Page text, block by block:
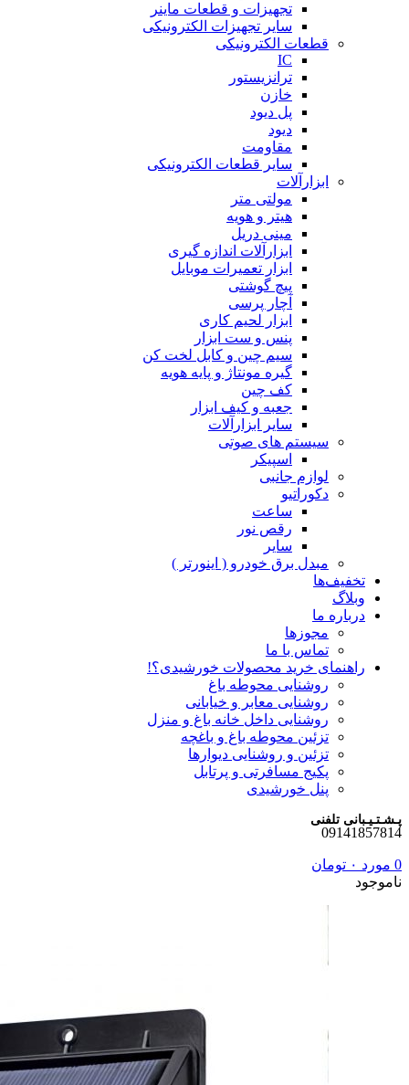
تجهیزات و قطعات ماینر
سایر تجهیزات الکترونیکی
قطعات الکترونیکی
IC
ترانزیستور
خازن
پل دیود
دیود
مقاومت
سایر قطعات الکترونیکی
ابزارآلات
مولتی متر
هیتر و هویه
مینی دریل
ابزارآلات اندازه گیری
ابزار تعمیرات موبایل
پیچ گوشتی
آچار پرسی
ابزار لحیم کاری
پنس و ست ابزار
سیم چین و کابل لخت کن
گیره مونتاژ و پایه هویه
کف چین
جعبه و کیف ابزار
سایر ابزارآلات
سیستم های صوتی
اسپیکر
لوازم جانبی
دکوراتیو
ساعت
رقص نور
سایر
مبدل برق خودرو ( اینورتر )
تخفیف‌ها
وبلاگ
درباره ما
مجوزها
تماس با ما
راهنمای خرید محصولات خورشیدی؟!
روشنایی محوطه باغ
روشنایی معابر و خیابانی
روشنایی داخل خانه باغ و منزل
تزئین محوطه باغ و باغچه
تزئین و روشنایی دیوارها
پکیج مسافرتی و پرتابل
پنل خورشیدی
پـشـتـیـبانی تلفنی
09141857814
0 مورد ۰ تومان
ناموجود